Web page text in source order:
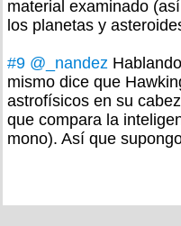
material examinado
los planetas y
#9 @_nandez
mismo dice que
astrofísicos en su
que compara la
mono). Así que